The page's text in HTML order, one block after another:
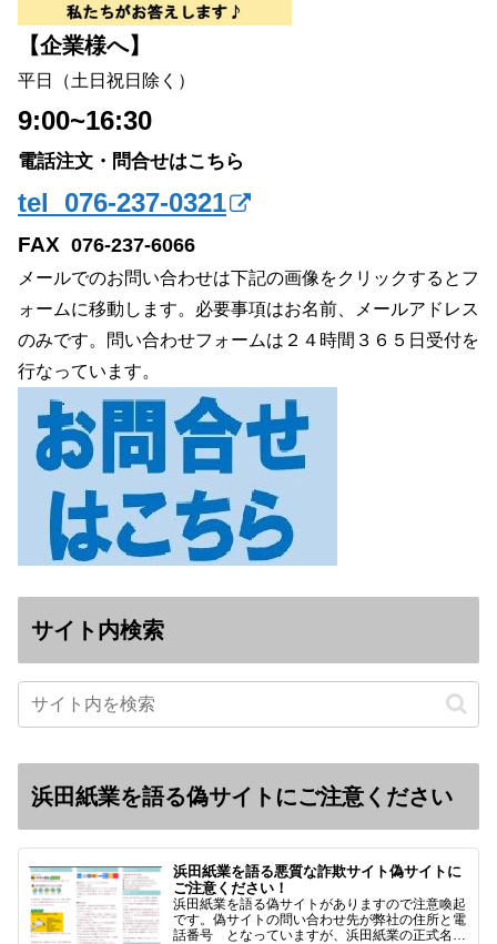
【企業様へ】
平日（土日祝日除く）
9:00~16:30
電話注文・問合せはこちら
tel 076-237-0321
FAX 076-237-6066
メールでのお問い合わせは下記の画像をクリックするとフ
ォームに移動します。必要事項はお名前、メールアドレス
のみです。問い合わせフォームは２４時間３６５日受付を
行なっています。
サイト内検索
浜田紙業を語る偽サイトにご注意ください
浜田紙業を語る悪質な詐欺サイト偽サイトに
ご注意ください！
浜田紙業を語る偽サイトがありますので注意喚起
です。偽サイトの問い合わせ先が弊社の住所と電
話番号 となっていますが、浜田紙業の正式名称